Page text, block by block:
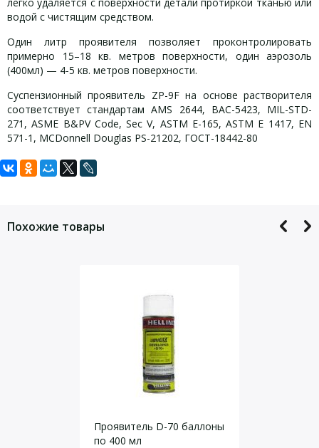
водой с чистящим средством.
Один литр проявителя позволяет проконтролировать
примерно 15–18 кв. метров поверхности, один аэрозоль
(400мл) — 4-5 кв. метров поверхности.
Суспензионный проявитель ZP-9F на основе растворителя
соответствует стандартам AMS 2644, BAC-5423, MIL-STD-
271, ASME B&PV Code, Sec V, ASTM E-165, ASTM E 1417, EN
571-1, MCDonnell Douglas PS-21202, ГОСТ-18442-80
Технические характеристики:
Класс по AMS 2644
Содержание фторидов, не более, ppm
Защита от воздействий окружающей среды
Комплект поставки:
Задать вопрос
обработку персональных данных
Похожие товары
Проявитель D-70 баллоны
по 400 мл